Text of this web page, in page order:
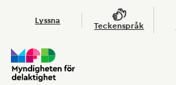
Hoppa till huvudmenyn
Lyssna
Teckenspråk